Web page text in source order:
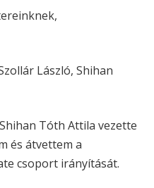
László, Shihan
Tóth Attila vezette
és átvettem a
csoport irányítását.